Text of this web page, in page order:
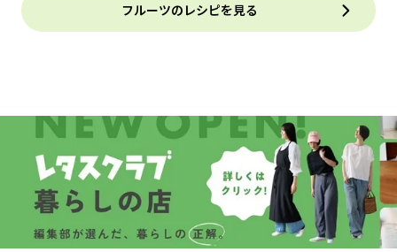
フルーツのレシピを見る